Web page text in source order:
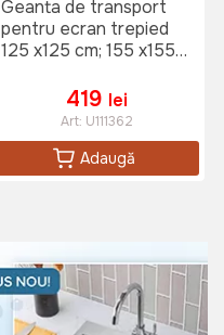
Geanta de transport
pentru ecran trepied
125 x125 cm; 155 x155
419 lei
Art: U111362
Adaugă